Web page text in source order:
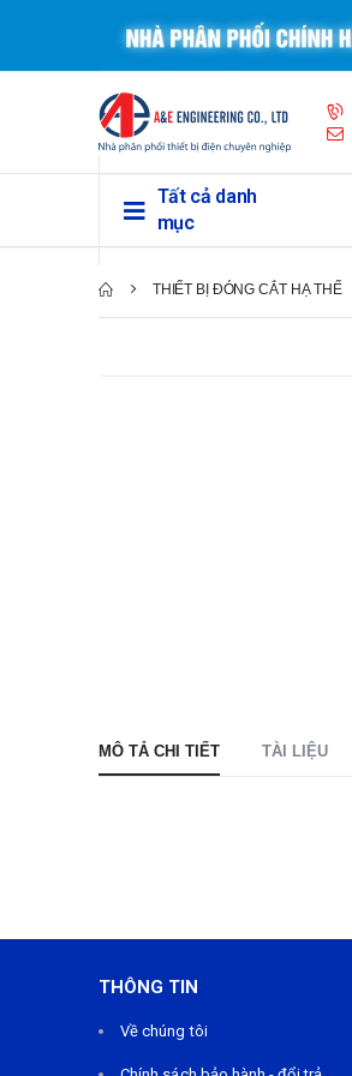
Tất cả danh
mục
THIẾT BỊ ĐÓNG CẮT HẠ THẾ
MÔ TẢ CHI TIẾT TÀI LIỆU
THÔNG TIN
Về chúng tôi